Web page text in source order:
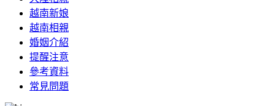
越南新娘
越南相親
婚姻介紹
提醒注意
參考資料
常見問題